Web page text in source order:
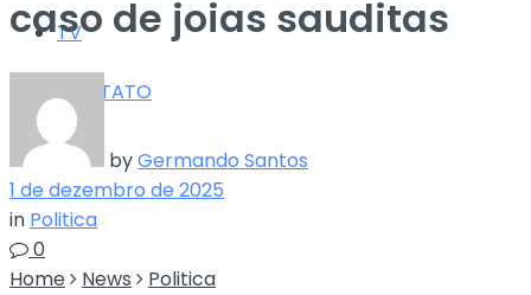
TV
CONTATO
caso de joias sauditas
byGermando Santos
1 de dezembro de 2025
in Politica
0
Home
News Politica